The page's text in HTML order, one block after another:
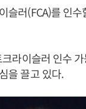
슬러(FCA)를 인
라이슬러 인수
을 끌고 있다.